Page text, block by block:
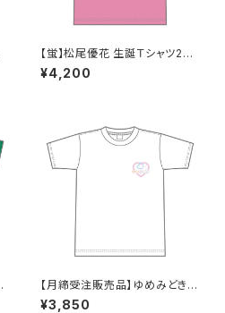
【蛍】松尾優花 生誕Ｔシャツ202
5 XXL〜XXXLサイズ
¥4,200
【月締受注販売品】ゆめみどきT
¥3,850